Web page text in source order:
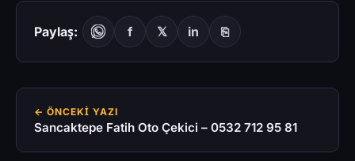
Paylaş: f 𝕏 in ⎘
← ÖNCEKI YAZI
Sancaktepe Fatih Oto Çekici – 0532 712 95 81